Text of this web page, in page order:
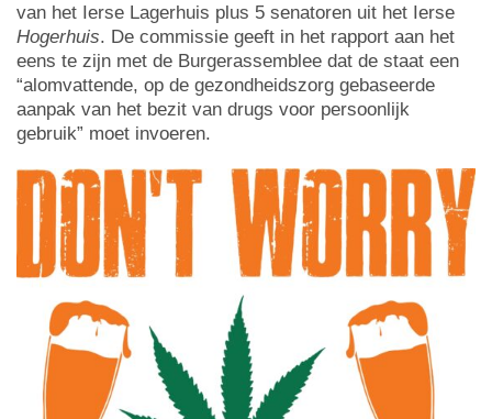
van het Ierse Lagerhuis plus 5 senatoren uit het Ierse
Hogerhuis. De commissie geeft in het rapport aan het
eens te zijn met de Burgerassemblee dat de staat een
“alomvattende, op de gezondheidszorg gebaseerde
aanpak van het bezit van drugs voor persoonlijk
gebruik” moet invoeren.